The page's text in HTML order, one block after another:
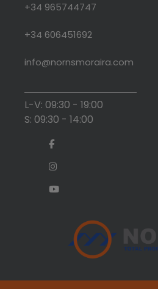
+34 965744747
+34 606451692
info@nornsmoraira.com
L-V: 09:30 - 19:00
S: 09:30 - 14:00